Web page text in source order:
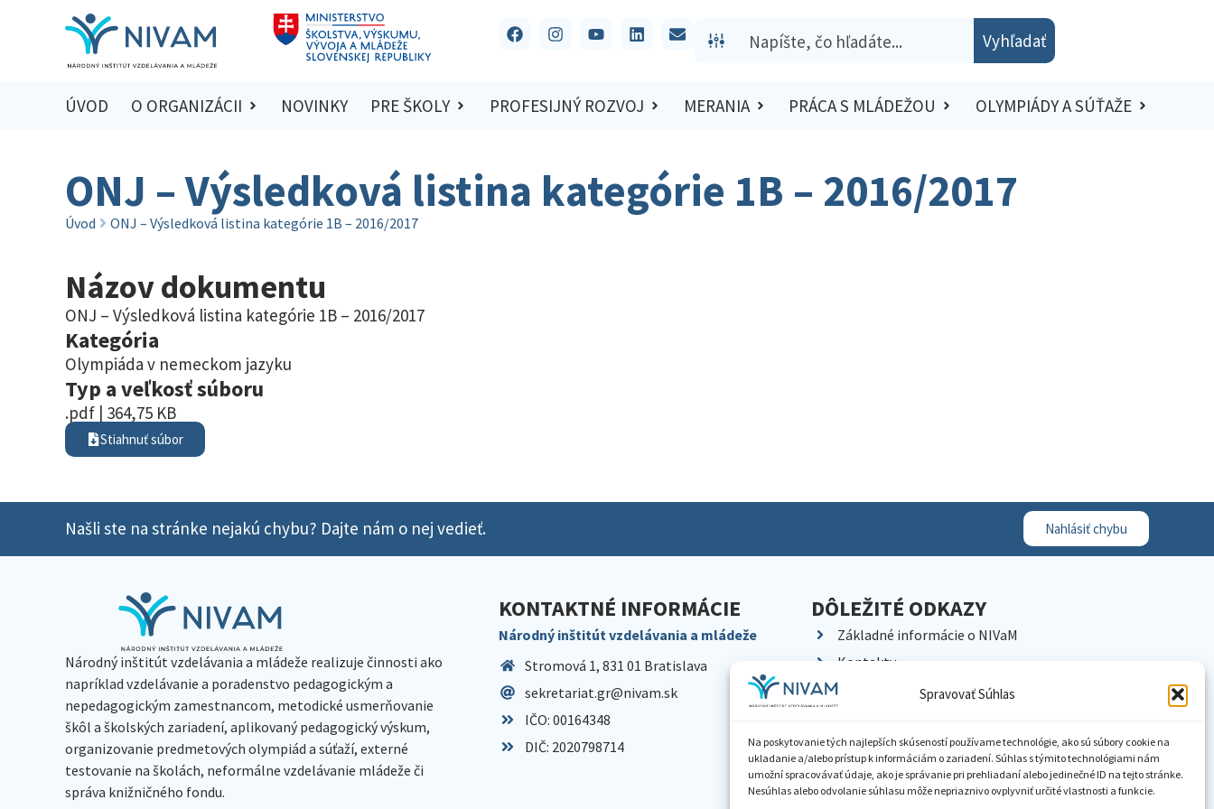
Spravovať Súhlas
Na poskytovanie tých najlepších skúseností používame technológie, ako sú súbory cookie na
ukladanie a/alebo prístup k informáciám o zariadení. Súhlas s týmito technológiami nám
umožní spracovávať údaje, ako je správanie pri prehliadaní alebo jedinečné ID na tejto stránke.
Nesúhlas alebo odvolanie súhlasu môže nepriaznivo ovplyvniť určité vlastnosti a funkcie.
Vyhľadať
ÚVOD O ORGANIZÁCII NOVINKY PRE ŠKOLY PROFESIJNÝ ROZVOJ MERANIA PRÁCA S MLÁDEŽOU OLYMPIÁDY A SÚŤAŽE
ONJ – Výsledková listina kategórie 1B – 2016/2017
Úvod ONJ – Výsledková listina kategórie 1B – 2016/2017
Názov dokumentu
ONJ – Výsledková listina kategórie 1B – 2016/2017
Kategória
Olympiáda v nemeckom jazyku
Typ a veľkosť súboru
.pdf | 364,75 KB
Stiahnuť súbor
Našli ste na stránke nejakú chybu? Dajte nám o nej vedieť. Nahlásiť chybu
Národný inštitút vzdelávania a mládeže realizuje činnosti ako
napríklad vzdelávanie a poradenstvo pedagogickým a
nepedagogickým zamestnancom, metodické usmerňovanie
škôl a školských zariadení, aplikovaný pedagogický výskum,
organizovanie predmetových olympiád a súťaží, externé
testovanie na školách, neformálne vzdelávanie mládeže či
správa knižničného fondu.
KONTAKTNÉ INFORMÁCIE
Národný inštitút vzdelávania a mládeže
Stromová 1, 831 01 Bratislava
sekretariat.gr@nivam.sk
IČO: 00164348
DIČ: 2020798714
DÔLEŽITÉ ODKAZY
Základné informácie o NIVaM
Kontakty
Kariéra
Pracoviská NIVaM
Dokumenty inštitúcie
Knižnica